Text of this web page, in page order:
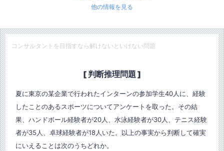
他の情報を見る
コンサルタントを目指すなら解けないといけない問題
[ 判断推理問題 ]
夏に東京の某企業で行われたインターンの参加学生40人に、経験
したことのあるスポーツについてアンケートを取った。その結
果、ハンドボール経験者が20人、水泳経験者が30人、テニス経験
者が35人、卓球経験者が18人いた。以上の事実から判断して確実
にいえることは次のうちどれか。